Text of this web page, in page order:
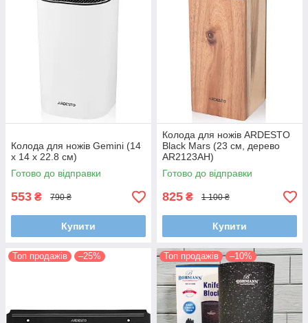
Колода для ножів Gemini (14
x 14 x 22.8 см)
Готово до відправки
553 ₴ 790 ₴
Купити
Колода для ножів ARDESTO
Black Mars (23 см, дерево
AR2123AH)
Готово до відправки
825 ₴ 1 100 ₴
Купити
Топ продажів –25% Топ продажів –10%